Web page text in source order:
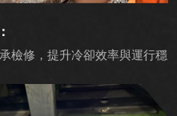
檢修，提升冷卻效率與運行穩